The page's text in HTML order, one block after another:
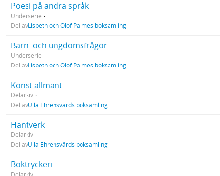
Poesi på andra språk
Underserie
Del avLisbeth och Olof Palmes boksamling
Barn- och ungdomsfrågor
Underserie
Del avLisbeth och Olof Palmes boksamling
Konst allmänt
Delarkiv
Del avUlla Ehrensvärds boksamling
Hantverk
Delarkiv
Del avUlla Ehrensvärds boksamling
Boktryckeri
Delarkiv